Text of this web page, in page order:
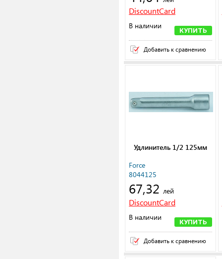
DiscountCard
В наличии
КУПИТЬ
Добавить к сравнению
Удлинитель 1/2 125мм
Force
8044125
67,32 лей
DiscountCard
В наличии
КУПИТЬ
Добавить к сравнению